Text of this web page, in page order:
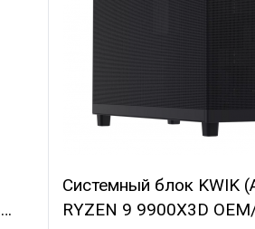
Системный блок KWIK
RYZEN 9 9900X3D